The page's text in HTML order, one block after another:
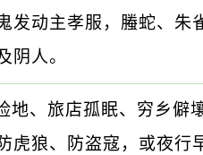
发动主孝服，螣蛇、朱
阴人。
、旅店孤眠、穷乡僻
虎狼、防盗寇，或夜行